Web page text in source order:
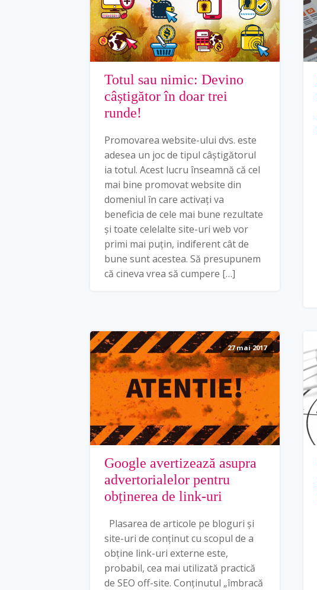
Totul sau nimic: Devino
câștigător în doar trei
runde!
Promovarea website-ului dvs. este
adesea un joc de tipul câștigătorul
ia totul. Acest lucru înseamnă că cel
mai bine promovat website din
domeniul în care activați va
beneficia de cele mai bune rezultate
și toate celelalte site-uri web vor
primi mai puțin, indiferent cât de
bune sunt acestea. Să presupunem
că cineva vrea să cumpere […]
27 mai 2017
Google avertizează asupra
advertorialelor pentru
obținerea de link-uri
Plasarea de articole pe bloguri și
site-uri de conținut cu scopul de a
obține link-uri externe este,
probabil, cea mai utilizată practică
de SEO off-site. Conținutul „îmbracă